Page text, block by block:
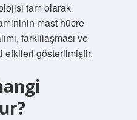
tam olarak
mast hücre
farklılaşması ve
etkileri gösterilmiştir.